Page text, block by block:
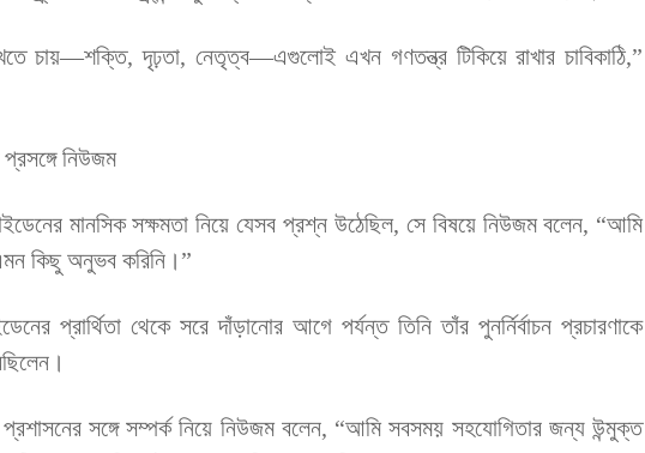
চায়—শক্তি, দৃঢ়তা, নেতৃত্ব—এগুলোই এখন গণতন্ত্র টিকিয়ে রাখার চাবিকাঠি,”
নিউজম
মানসিক সক্ষমতা নিয়ে যেসব প্রশ্ন উঠেছিল, সে বিষয়ে নিউজম বলেন, “আমি
কিছু অনুভব করিনি।”
প্রার্থিতা থেকে সরে দাঁড়ানোর আগে পর্যন্ত তিনি তাঁর পুনর্নির্বাচন প্রচারণাকে
সঙ্গে সম্পর্ক নিয়ে নিউজম বলেন, “আমি সবসময় সহযোগিতার জন্য উন্মুক্ত